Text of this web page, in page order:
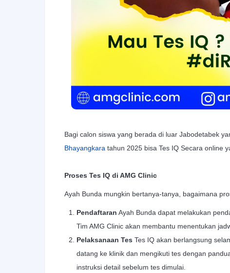
Bagi calon siswa yang berada di luar Jabodetabek
Bhayangkara tahun 2025 bisa Tes IQ Secara online
Proses Tes IQ di AMG Clinic
Ayah Bunda mungkin bertanya-tanya, bagaimana
Pendaftaran Ayah Bunda dapat melakukan
Tim AMG Clinic akan membantu menentukan
Pelaksanaan Tes Tes IQ akan berlangsung
datang ke klinik dan mengikuti tes dengan
instruksi detail sebelum tes dimulai.